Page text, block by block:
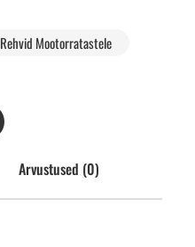
Rehvid Mootorratastele
Arvustused (0)